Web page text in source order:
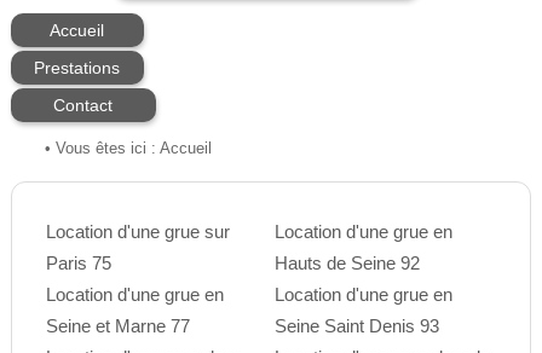
Accueil
Prestations
Contact
• Vous êtes ici : Accueil
Location d'une grue sur
Paris 75
Location d'une grue en
Seine et Marne 77
Location d'une grue en
Hauts de Seine 92
Location d'une grue en
Seine Saint Denis 93